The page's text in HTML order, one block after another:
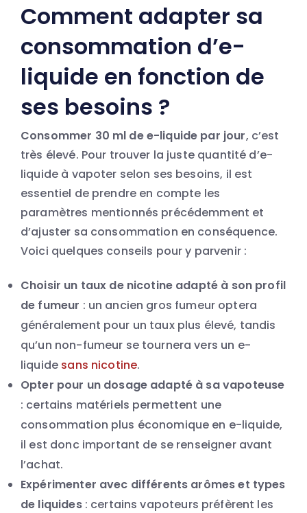
Comment adapter sa
consommation d’e-
liquide en fonction de
ses besoins ?
Consommer 30 ml de e-liquide par jour, c’est
très élevé. Pour trouver la juste quantité d’e-
liquide à vapoter selon ses besoins, il est
essentiel de prendre en compte les
paramètres mentionnés précédemment et
d’ajuster sa consommation en conséquence.
Voici quelques conseils pour y parvenir :
Choisir un taux de nicotine adapté à son profil
de fumeur : un ancien gros fumeur optera
généralement pour un taux plus élevé, tandis
qu’un non-fumeur se tournera vers un e-
liquide sans nicotine.
Opter pour un dosage adapté à sa vapoteuse
: certains matériels permettent une
consommation plus économique en e-liquide,
il est donc important de se renseigner avant
l’achat.
Expérimenter avec différents arômes et types
de liquides: certains vapoteurs préfèrent les